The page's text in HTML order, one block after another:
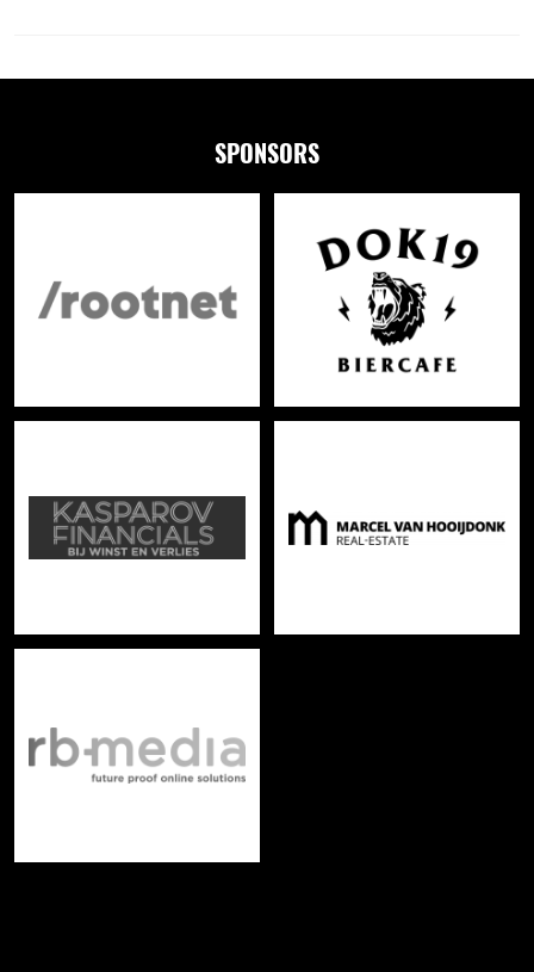
SPONSORS